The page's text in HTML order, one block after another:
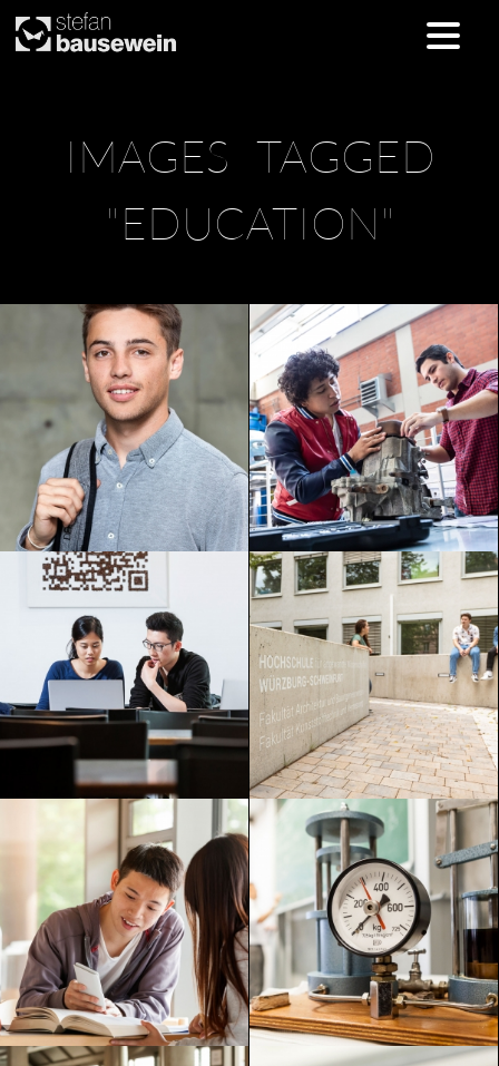
IMAGES TAGGED
"EDUCATION"